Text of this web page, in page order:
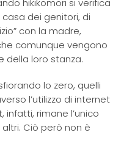
hikikomori si verifica
dei genitori, di
con la madre,
comunque vengono
della loro stanza.
lo zero, quelli
l’utilizzo di internet
rimane l’unico
Ciò però non è